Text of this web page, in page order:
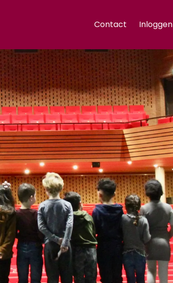
Contact Inloggen